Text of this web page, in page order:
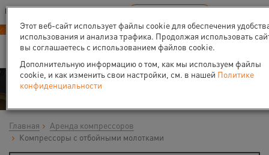
Ваш город:Екатеринбург
В Вашем регионе нет наших офисов RU EN
Аренда
Главная
Аренда компрессоров
Компрессоры с отбойными молотками
Этот веб-сайт использует файлы cookie для обеспечения
использования и анализа трафика. Продолжая использовать
вы соглашаетесь с использованием файлов cookie.
Дополнительную информацию о том, как мы используем файлы
cookie, и как изменить свои настройки, см. в нашей Политике
конфиденциальности